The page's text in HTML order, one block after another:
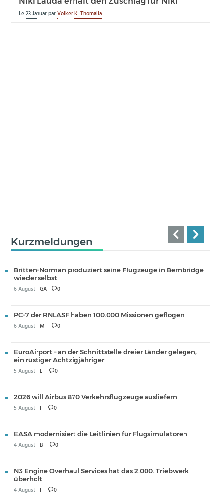
Le23 JanuarparVolker K. Thomalla
Kurzmeldungen
Britten-Norman produziert seine Flugzeuge in Bembridge
wieder selbst
6 August -GA- 0
PC-7 der RNLASF haben 100.000 Missionen geflogen
6 August -M-- 0
EuroAirport – an der Schnittstelle dreier Länder gelegen,
ein rüstiger Achtzigjähriger
5 August -L-- 0
2026 will Airbus 870 Verkehrsflugzeuge ausliefern
5 August - I-- 0
EASA modernisiert die Leitlinien für Flugsimulatoren
4 August -B-- 0
N3 Engine Overhaul Services hat das 2.000. Triebwerk
überholt
4 August - I-- 0